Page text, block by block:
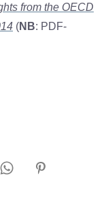
from the OECD
(NB: PDF-